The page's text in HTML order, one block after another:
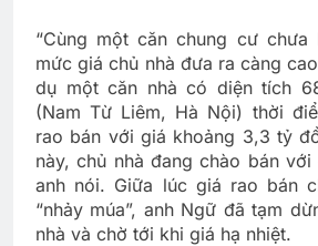
“Cùng một căn chung cư chưa
mức giá chủ nhà đưa ra càng
dụ một căn nhà có diện tích
(Nam Từ Liêm, Hà Nội) thời
rao bán với giá khoảng 3,3 tỷ
này, chủ nhà đang chào bán
anh nói. Giữa lúc giá rao bán
“nhảy múa”, anh Ngữ đã tạm
nhà và chờ tới khi giá hạ nhiệt.